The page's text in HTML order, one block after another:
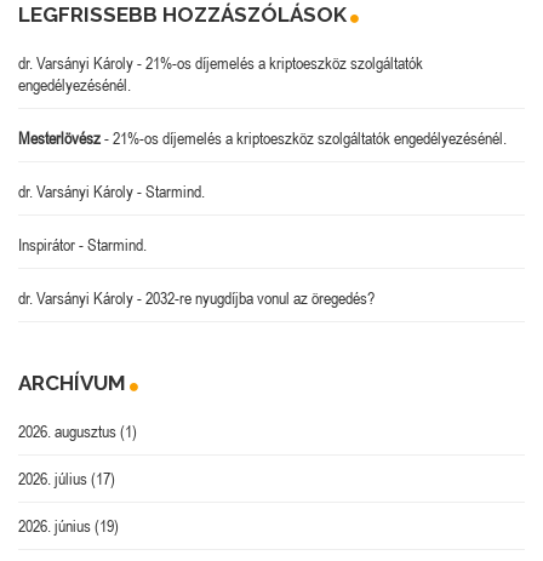
LEGFRISSEBB HOZZÁSZÓLÁSOK
dr. Varsányi Károly-21%-os díjemelés a kriptoeszköz szolgáltatók
engedélyezésénél.
Mesterlövész-21%-os díjemelés a kriptoeszköz szolgáltatók engedélyezésénél.
dr. Varsányi Károly-Starmind.
Inspirátor-Starmind.
dr. Varsányi Károly-2032-re nyugdíjba vonul az öregedés?
ARCHÍVUM
2026. augusztus(1)
2026. július(17)
2026. június(19)